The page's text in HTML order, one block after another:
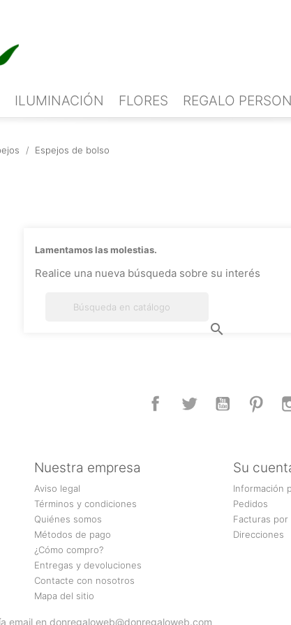
ILUMINACIÓN FLORES REGALO
Espejos de bolso
Lamentamos las molestias.
Realice una nueva búsqueda sobre su interés

FacebookTwitter YouTube
Nuestra empresa
Aviso legal
Términos y condiciones
Quiénes somos
Métodos de pago
¿Cómo compro?
Entregas y devoluciones
Contacte con nosotros
Mapa del sitio
Su
Información
Pedidos
Facturas por
Direcciones
email en donregaloweb@donregaloweb.com